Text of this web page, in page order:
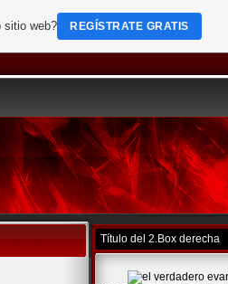
Título del 2.Box derecha
sitio web? REGÍSTRATE GRATIS